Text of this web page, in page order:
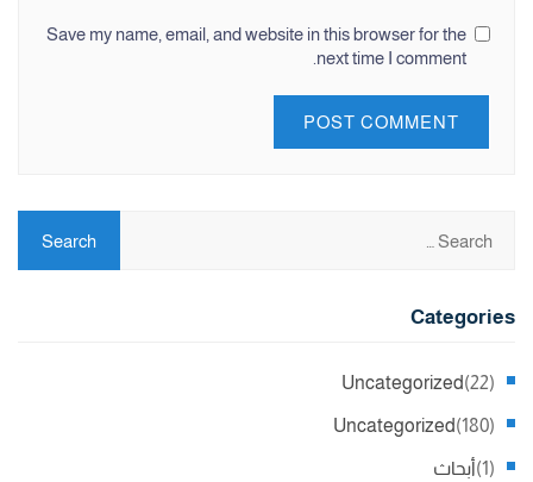
Save my name, email, and website in this browser for the
next time I comment.
Categories
Uncategorized (22)
Uncategorized (180)
أبحاث (1)